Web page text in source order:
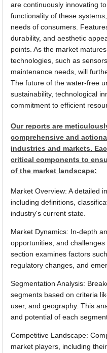
are continuously innovating
functionality of these
needs of consumers.
durability, and aesthetic
points. As the market
technologies, such as
maintenance needs, will
The future of the water-free
sustainability, technological
commitment to efficient
Our reports are
comprehensive and
industries and markets.
critical components to
of the market landscape:
Market Overview: A detailed
including definitions,
industry's current state.
Market Dynamics: In-depth
opportunities, and
section examines factors
regulatory changes, and
Segmentation Analysis:
segments based on criteria
user, and geography. This
and potential of each
Competitive Landscape:
market players, including